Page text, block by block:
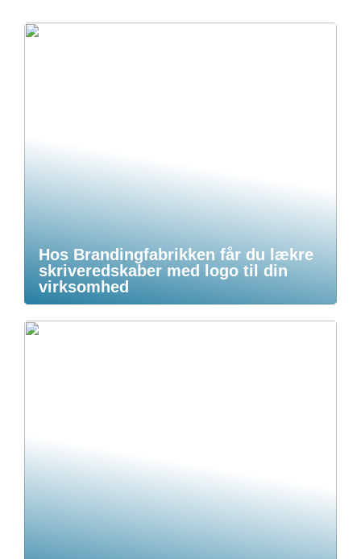
Hos Brandingfabrikken får du lækre
skriveredskaber med logo til din
virksomhed